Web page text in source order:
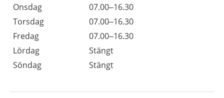
Onsdag
07.00–16.30
Torsdag
07.00–16.30
Fredag
07.00–16.30
Lördag
Stängt
Söndag
Stängt